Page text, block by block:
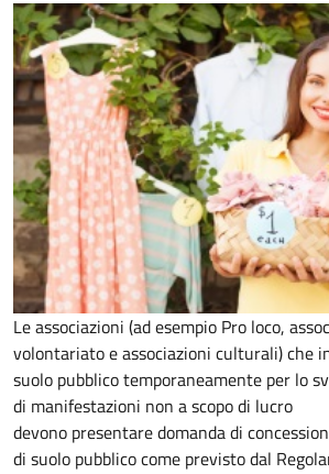
Le associazioni (ad esempio Pro loco,
volontariato e associazioni culturali) che
suolo pubblico temporaneamente per lo
di manifestazioni non a scopo di lucro
devono presentare domanda di
di suolo pubblico come previsto dal